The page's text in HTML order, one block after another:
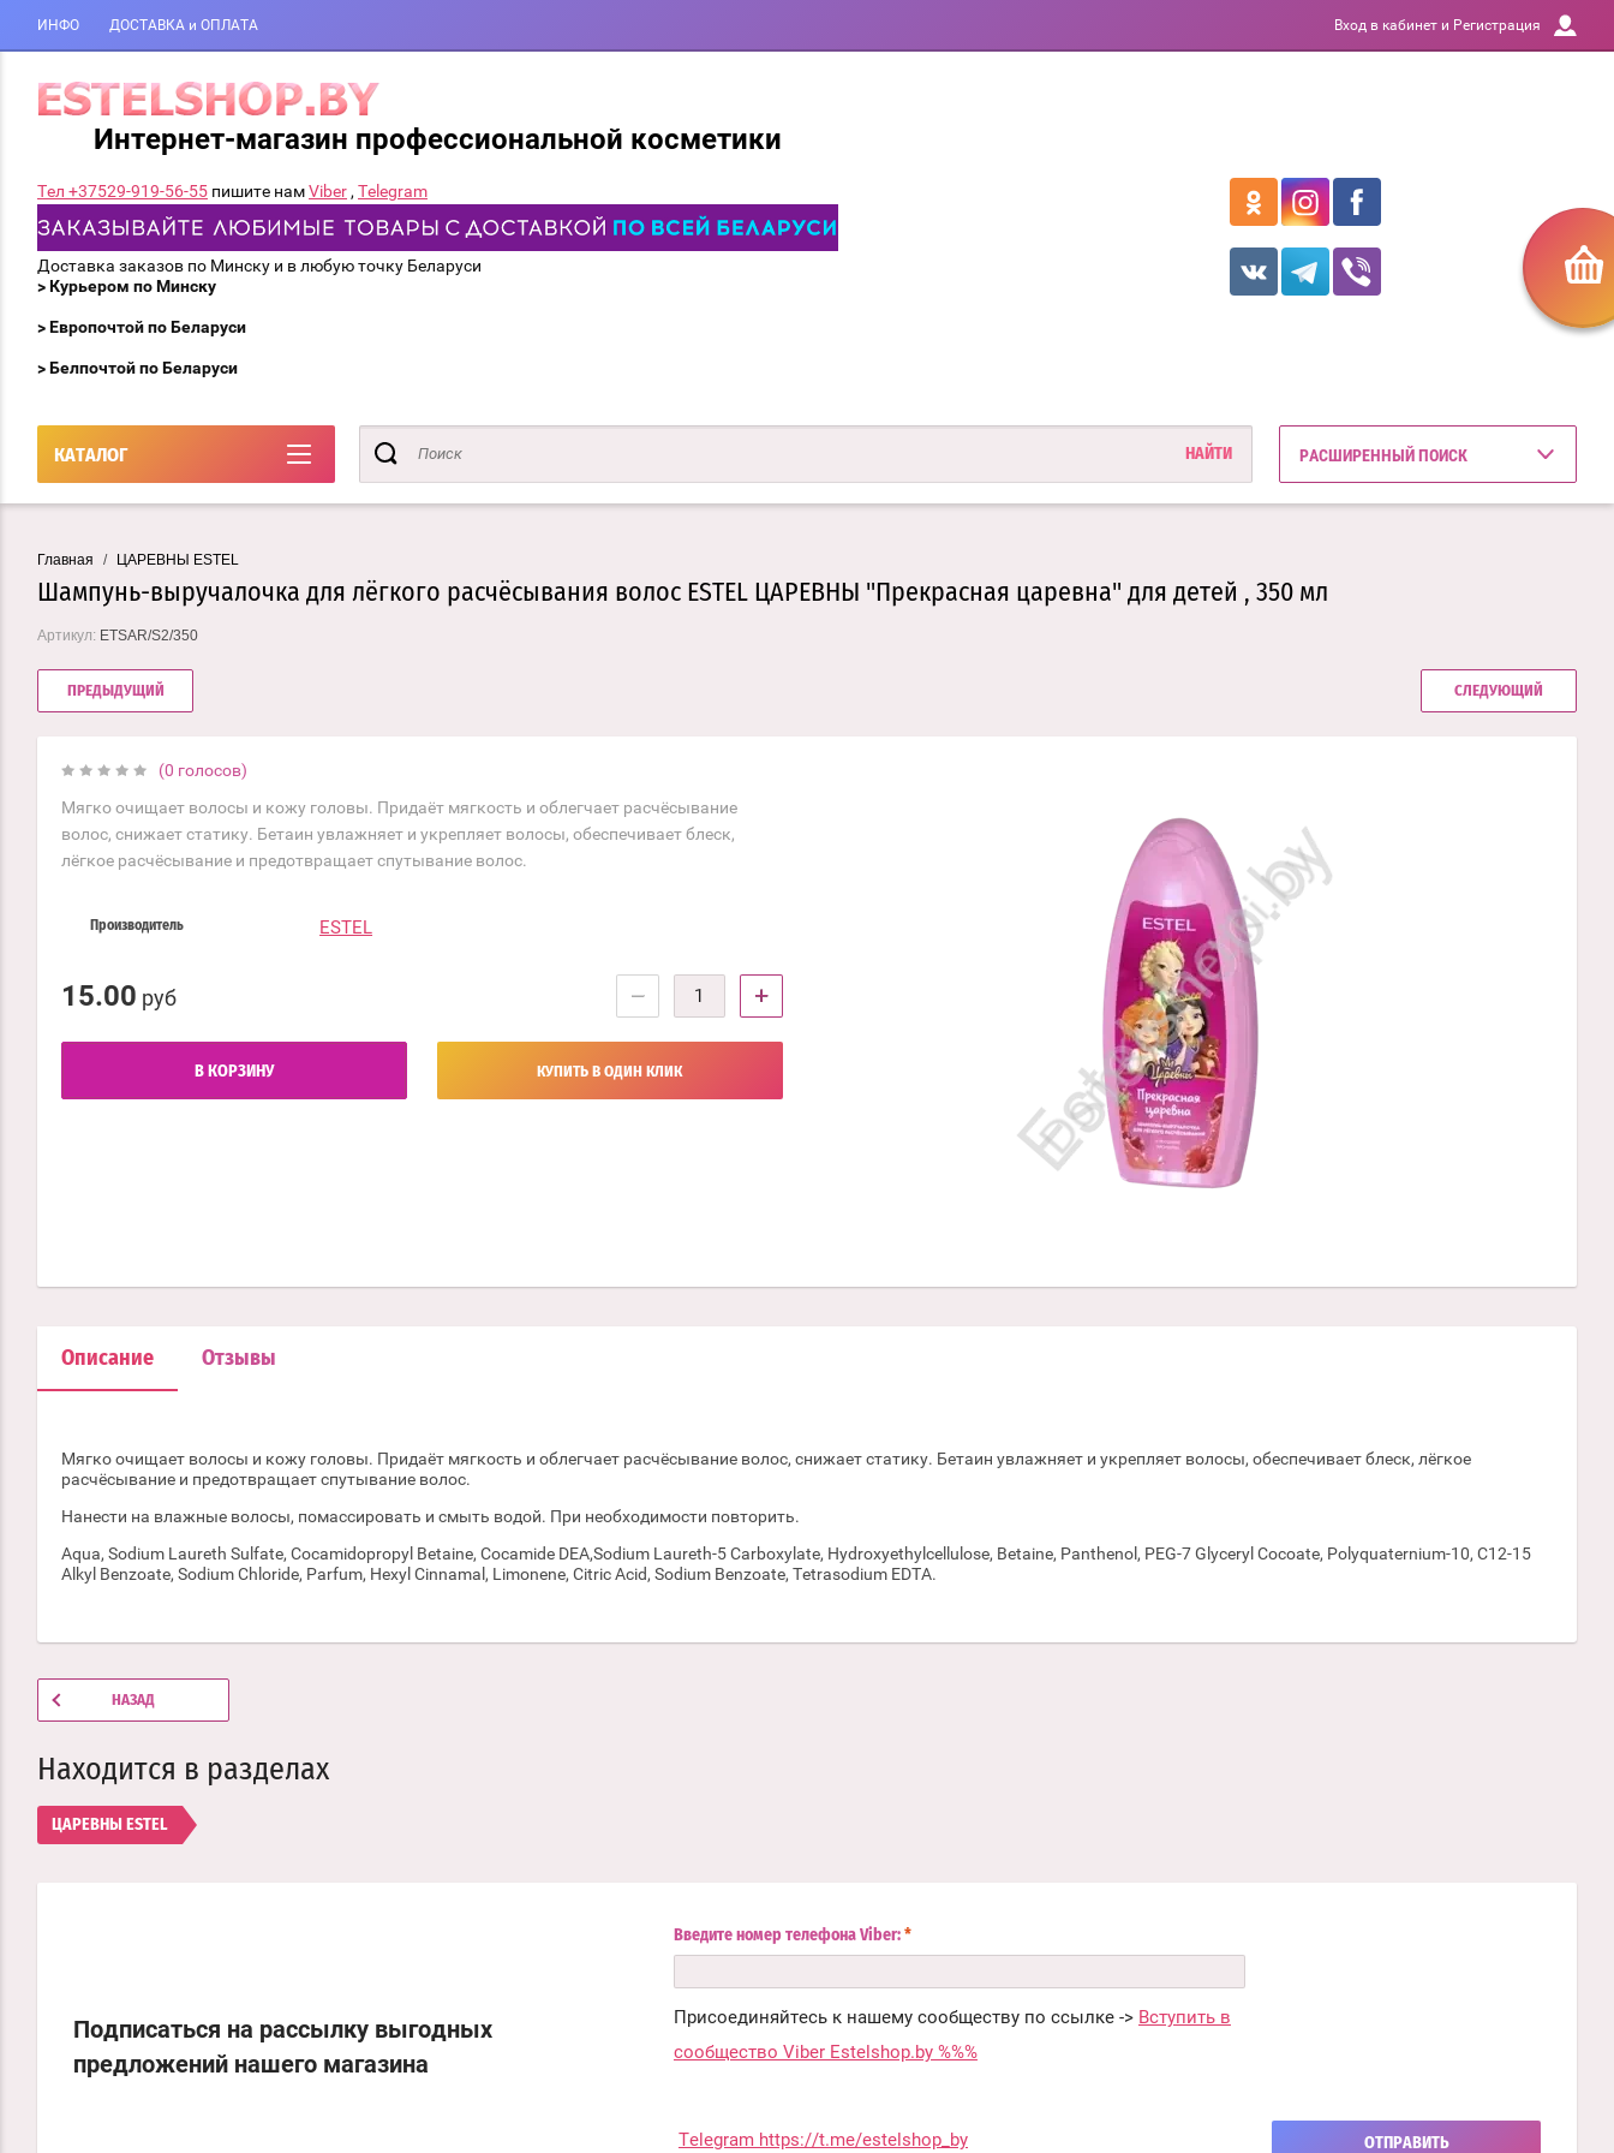
ИНФО ДОСТАВКА и ОПЛАТА Вход в кабинет и Регистрация
Интернет-магазин профессиональной косметики
Тел +37529-919-56-55 пишите намViber , Telegram
Доставка заказов по Минску и в любую точку Беларуси
> Курьером по Минску
> Европочтой по Беларуси
> Белпочтой по Беларуси
КАТАЛОГ РАСШИРЕННЫЙ ПОИСК
Главная / ЦАРЕВНЫ ESTEL
Шампунь-выручалочка для лёгкого расчёсывания волос ESTEL ЦАРЕВНЫ "Прекрасная царевна" для детей , 350 мл
Артикул: ETSAR/S2/350
ПРЕДЫДУЩИЙ СЛЕДУЮЩИЙ
(0 голосов)
Мягко очищает волосы и кожу головы. Придаёт мягкость и облегчает расчёсывание
волос, снижает статику. Бетаин увлажняет и укрепляет волосы, обеспечивает блеск,
лёгкое расчёсывание и предотвращает спутывание волос.
Производитель ESTEL
15.00 руб − +
В КОРЗИНУ КУПИТЬ В ОДИН КЛИК
Описание Отзывы
Мягко очищает волосы и кожу головы. Придаёт мягкость и облегчает расчёсывание волос, снижает статику. Бетаин увлажняет и укрепляет волосы, обеспечивает блеск, лёгкое
расчёсывание и предотвращает спутывание волос.
Нанести на влажные волосы, помассировать и смыть водой. При необходимости повторить.
Aqua, Sodium Laureth Sulfate, Cocamidopropyl Betaine, Cocamide DEA,Sodium Laureth-5 Carboxylate, Hydroxyethylcellulose, Betaine, Panthenol, PEG-7 Glyceryl Cocoate, Polyquaternium-10, C12-15
Alkyl Benzoate, Sodium Chloride, Parfum, Hexyl Cinnamal, Limonene, Citric Acid, Sodium Benzoate, Tetrasodium EDTA.
НАЗАД
Находится в разделах
ЦАРЕВНЫ ESTEL
Подписаться на рассылку выгодных
предложений нашего магазина
Введите номер телефона Viber: *
Присоединяйтесь к нашему сообществу по ссылке -> Вступить в
сообщество Viber Estelshop.by %%%
Telegram https://t.me/estelshop_by ОТПРАВИТЬ